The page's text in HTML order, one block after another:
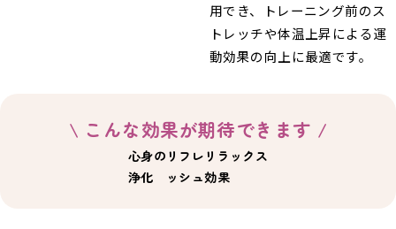
用でき、トレーニング前のス
トレッチや体温上昇による運
動効果の向上に最適です。
\ こんな効果が期待できます /
心身の
浄化
リフレ
ッシュ
リラックス
効果